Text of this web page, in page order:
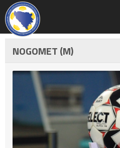
NOGOMET (M)